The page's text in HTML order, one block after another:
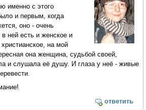
именно с этого
и первым, когда
оно - очень
ней есть и женское и
на мой
она женщина, судьбой своей,
и слушала её душу. И глаза у неё - живые
ответить